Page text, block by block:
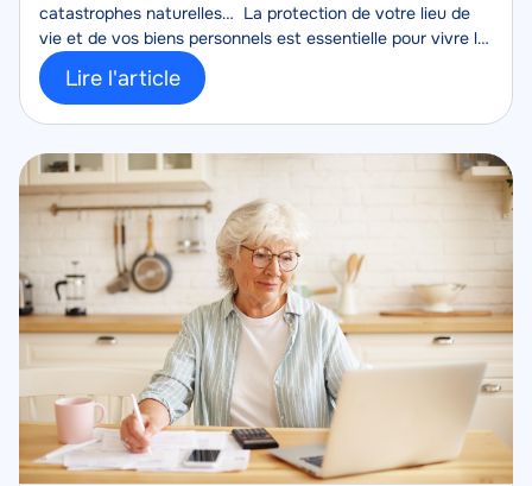
catastrophes naturelles… La protection de votre lieu de
vie et de vos biens personnels est essentielle pour vivre le
quotidien plus sereinement.
Lire l'article
Image
Image